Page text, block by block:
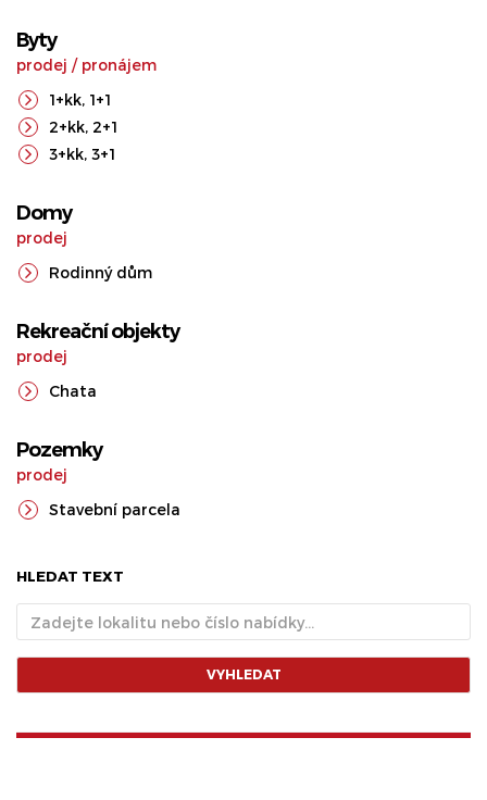
Byty
prodej / pronájem
1+kk, 1+1
2+kk, 2+1
3+kk, 3+1
Domy
prodej
Rodinný dům
Rekreační objekty
prodej
Chata
Pozemky
prodej
Stavební parcela
HLEDAT TEXT
VYHLEDAT